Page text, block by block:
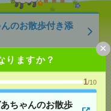
りますか？
1/10
ちゃんのお散歩
×
のお散歩付き添
い
気になる！